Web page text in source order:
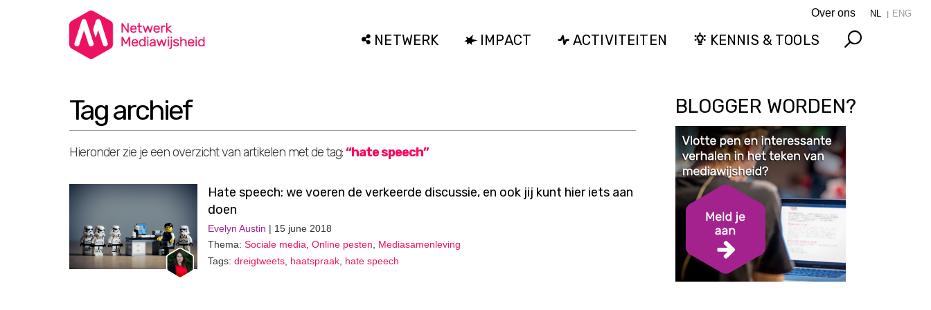
Over ons NL ENG
NETWERK IMPACT ACTIVITEITEN KENNIS & TOOLS
Tag archief
Hieronder zie je een overzicht van artikelen met de tag:“hate speech”
Hate speech: we voeren de verkeerde discussie, en ook jij kunt hier iets aan
doen
Evelyn Austin | 15 june 2018
Thema: Sociale media, Online pesten, Mediasamenleving
Tags: dreigtweets, haatspraak, hate speech
BLOGGER WORDEN?